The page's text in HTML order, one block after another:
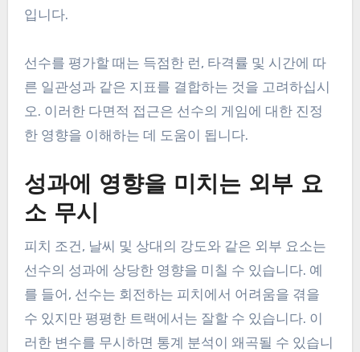
입니다.
선수를 평가할 때는 득점한 런, 타격률 및 시간에 따
른 일관성과 같은 지표를 결합하는 것을 고려하십시
오. 이러한 다면적 접근은 선수의 게임에 대한 진정
한 영향을 이해하는 데 도움이 됩니다.
성과에 영향을 미치는 외부 요
소 무시
피치 조건, 날씨 및 상대의 강도와 같은 외부 요소는
선수의 성과에 상당한 영향을 미칠 수 있습니다. 예
를 들어, 선수는 회전하는 피치에서 어려움을 겪을
수 있지만 평평한 트랙에서는 잘할 수 있습니다. 이
러한 변수를 무시하면 통계 분석이 왜곡될 수 있습니